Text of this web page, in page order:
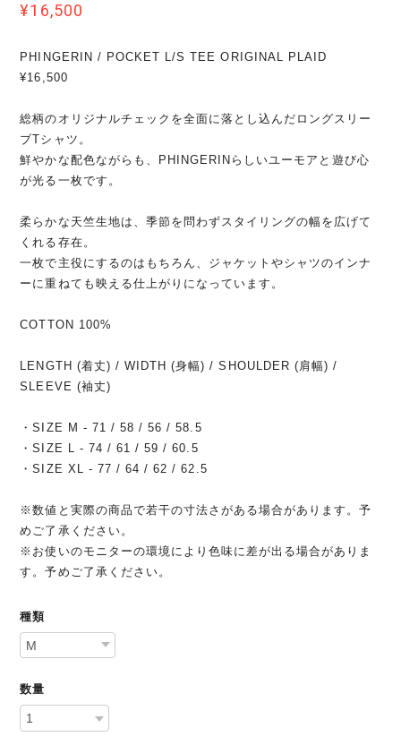
¥16,500
PHINGERIN / POCKET L/S TEE ORIGINAL PLAID
¥16,500
総柄のオリジナルチェックを全面に落とし込んだロングスリー
ブTシャツ。
鮮やかな配色ながらも、PHINGERINらしいユーモアと遊び心
が光る一枚です。
柔らかな天竺生地は、季節を問わずスタイリングの幅を広げて
くれる存在。
一枚で主役にするのはもちろん、ジャケットやシャツのインナ
ーに重ねても映える仕上がりになっています。
COTTON 100%
LENGTH (着丈) / WIDTH (身幅) / SHOULDER (肩幅) /
SLEEVE (袖丈)
・SIZE M - 71 / 58 / 56 / 58.5
・SIZE L - 74 / 61 / 59 / 60.5
・SIZE XL - 77 / 64 / 62 / 62.5
※数値と実際の商品で若干の寸法さがある場合があります。予
めご了承ください。
※お使いのモニターの環境により色味に差が出る場合がありま
す。予めご了承ください。
種類
数量